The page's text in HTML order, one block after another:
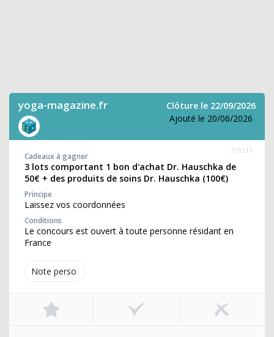
yoga-magazine.fr
Clôture le 22/09/2026
Ajouté le 20/06/2026
Note perso
371211
Cadeaux à gagner
3 lots comportant 1 bon d'achat Dr. Hauschka de
50€ + des produits de soins Dr. Hauschka (100€)
Principe
Laissez vos coordonnées
Conditions
Le concours est ouvert à toute personne résidant en
France